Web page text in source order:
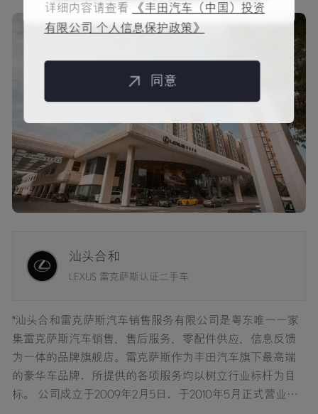
详细内容请查看
《丰田汽车（中国）投资
有限公司 个人信息保护政策》
同意
汕头合和
LEXUS 雷克萨斯认证二手车
"汕头合和雷克萨斯汽车销售服务有限公司是粤东唯一一家
集雷克萨斯汽车销售、售后服务、零配件供应、信息反馈
为一体的品牌旗舰店。雷克萨斯作为丰田汽车旗下最高端
的豪华车品牌，所提供的各项服务均以树立行业标杆为目
标。 公司成立于2009年2月5日，于2010年5月正式营业，